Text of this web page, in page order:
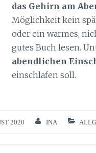
das Gehirn am
Möglichkeit kein
oder ein warmes,
gutes Buch lesen.
abendlichen
einschlafen soll.
2020 INA